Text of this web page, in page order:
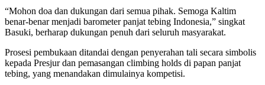
“Mohon doa dan dukungan dari semua pihak. Semoga Kaltim
benar-benar menjadi barometer panjat tebing Indonesia,” singkat
Basuki, berharap dukungan penuh dari seluruh masyarakat.
Prosesi pembukaan ditandai dengan penyerahan tali secara simbolis
kepada Presjur dan pemasangan climbing holds di papan panjat
tebing, yang menandakan dimulainya kompetisi.